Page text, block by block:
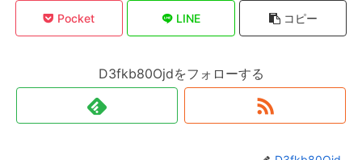
Pocket LINE コピー
D3fkb80Ojdをフォローする